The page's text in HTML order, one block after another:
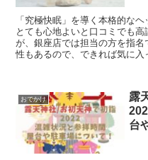
「究極快眠」を導く本格的な
とても心地よいと口コミでも
が、銀座店では担当の方を指
性もあるので、できれば気に入
おでかけ
露
台